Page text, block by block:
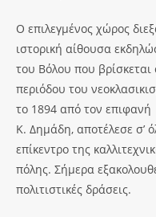
Ο επιλεγμένος χώρος
ιστορική αίθουσα
του Βόλου που βρίσκεται
περιόδου του
το 1894 από τον επιφανή
Κ. Δημάδη, αποτέλεσε σ’
επίκεντρο της
πόλης. Σήμερα
πολιτιστικές δράσεις.